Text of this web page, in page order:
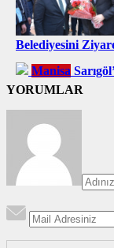
Belediyesini
Manisa
YORUMLAR